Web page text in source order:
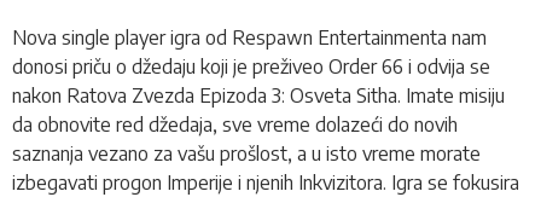
Nova single player igra od Respawn Entertainmenta nam
donosi priču o džedaju koji je preživeo Order 66 i odvija se
nakon Ratova Zvezda Epizoda 3: Osveta Sitha. Imate misiju
da obnovite red džedaja, sve vreme dolazeći do novih
saznanja vezano za vašu prošlost, a u isto vreme morate
izbegavati progon Imperije i njenih Inkvizitora. Igra se fokusira